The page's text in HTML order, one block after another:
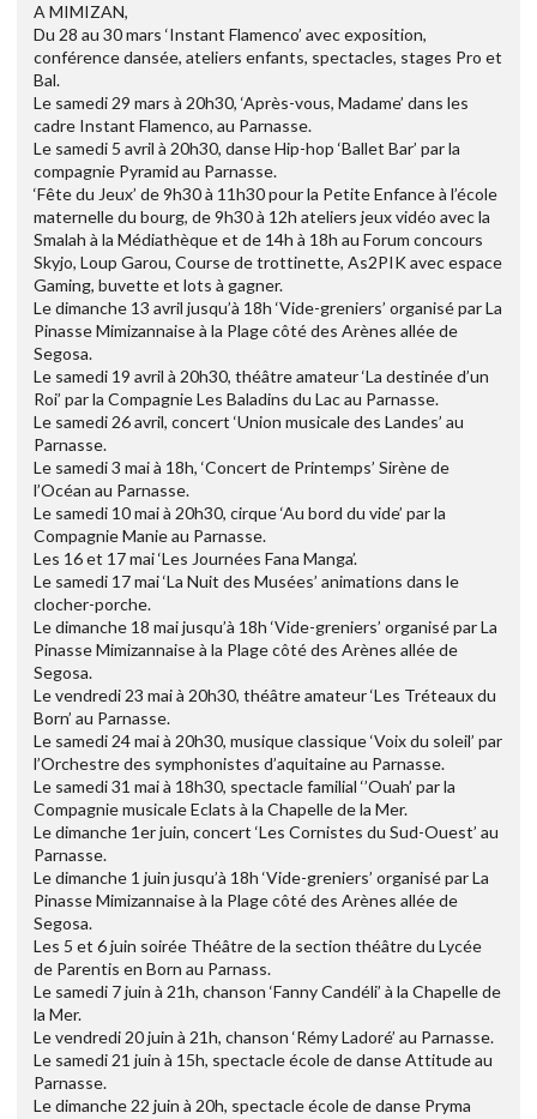
A MIMIZAN,
Du 28 au 30 mars ‘Instant Flamenco’ avec exposition,
conférence dansée, ateliers enfants, spectacles, stages Pro et
Bal.
Le samedi 29 mars à 20h30, ‘Après-vous, Madame’ dans les
cadre Instant Flamenco, au Parnasse.
Le samedi 5 avril à 20h30, danse Hip-hop ‘Ballet Bar’ par la
compagnie Pyramid au Parnasse.
‘Fête du Jeux’ de 9h30 à 11h30 pour la Petite Enfance à l’école
maternelle du bourg, de 9h30 à 12h ateliers jeux vidéo avec la
Smalah à la Médiathèque et de 14h à 18h au Forum concours
Skyjo, Loup Garou, Course de trottinette, As2PIK avec espace
Gaming, buvette et lots à gagner.
Le dimanche 13 avril jusqu’à 18h ‘Vide-greniers’ organisé par La
Pinasse Mimizannaise à la Plage côté des Arènes allée de
Segosa.
Le samedi 19 avril à 20h30, théâtre amateur ‘La destinée d’un
Roi’ par la Compagnie Les Baladins du Lac au Parnasse.
Le samedi 26 avril, concert ‘Union musicale des Landes’ au
Parnasse.
Le samedi 3 mai à 18h, ‘Concert de Printemps’ Sirène de
l’Océan au Parnasse.
Le samedi 10 mai à 20h30, cirque ‘Au bord du vide’ par la
Compagnie Manie au Parnasse.
Les 16 et 17 mai ‘Les Journées Fana Manga’.
Le samedi 17 mai ‘La Nuit des Musées’ animations dans le
clocher-porche.
Le dimanche 18 mai jusqu’à 18h ‘Vide-greniers’ organisé par La
Pinasse Mimizannaise à la Plage côté des Arènes allée de
Segosa.
Le vendredi 23 mai à 20h30, théâtre amateur ‘Les Tréteaux du
Born’ au Parnasse.
Le samedi 24 mai à 20h30, musique classique ‘Voix du soleil’ par
l’Orchestre des symphonistes d’aquitaine au Parnasse.
Le samedi 31 mai à 18h30, spectacle familial ‘’Ouah’ par la
Compagnie musicale Eclats à la Chapelle de la Mer.
Le dimanche 1er juin, concert ‘Les Cornistes du Sud-Ouest’ au
Parnasse.
Le dimanche 1 juin jusqu’à 18h ‘Vide-greniers’ organisé par La
Pinasse Mimizannaise à la Plage côté des Arènes allée de
Segosa.
Les 5 et 6 juin soirée Théâtre de la section théâtre du Lycée
de Parentis en Born au Parnass.
Le samedi 7 juin à 21h, chanson ‘Fanny Candéli’ à la Chapelle de
la Mer.
Le vendredi 20 juin à 21h, chanson ‘Rémy Ladoré’ au Parnasse.
Le samedi 21 juin à 15h, spectacle école de danse Attitude au
Parnasse.
Le dimanche 22 juin à 20h, spectacle école de danse Pryma